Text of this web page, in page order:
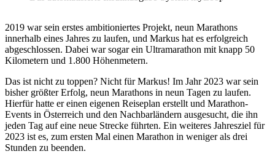
2019 war sein erstes ambitioniertes Projekt, neun Marathons
innerhalb eines Jahres zu laufen, und Markus hat es erfolgreich
abgeschlossen. Dabei war sogar ein Ultramarathon mit knapp 50
Kilometern und 1.800 Höhenmetern.
Das ist nicht zu toppen? Nicht für Markus! Im Jahr 2023 war sein
bisher größter Erfolg, neun Marathons in neun Tagen zu laufen.
Hierfür hatte er einen eigenen Reiseplan erstellt und Marathon-
Events in Österreich und den Nachbarländern ausgesucht, die ihn
jeden Tag auf eine neue Strecke führten. Ein weiteres Jahresziel für
2023 ist es, zum ersten Mal einen Marathon in weniger als drei
Stunden zu beenden.